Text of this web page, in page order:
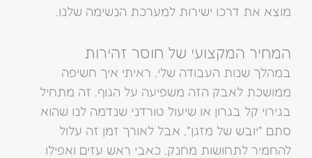
מוצא את דרכו ישירות למערכת הנשימה שלנו.
המחיר המקצועי של חוסר זהירות
במהלך שנות העבודה שלי, ראיתי איך חשיפה
ממושכת לאבק הזה משפיעה על הגוף. זה מתחיל
בגירוי קל בגרון או שיעול טורדני שנדמה לנו שהוא
סתם "יובש של מזגן", אבל לאורך זמן זה עלול
להחמיר לתחושות מחנק, כאבי ראש עזים ואפילו